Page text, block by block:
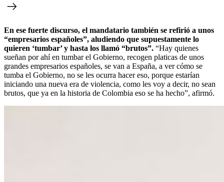
En ese fuerte discurso, el mandatario también se refirió a unos
“empresarios españoles”, aludiendo que supuestamente lo
quieren ‘tumbar’ y hasta los llamó “brutos”. “Hay quienes
sueñan por ahí en tumbar el Gobierno, recogen platicas de unos
grandes empresarios españoles, se van a España, a ver cómo se
tumba el Gobierno, no se les ocurra hacer eso, porque estarían
iniciando una nueva era de violencia, como les voy a decir, no sean
brutos, que ya en la historia de Colombia eso se ha hecho”, afirmó.